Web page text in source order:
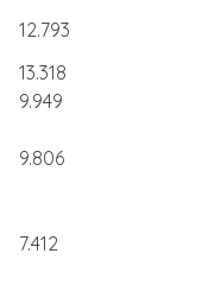
12.793
13.318
9.949
9.806
7.412